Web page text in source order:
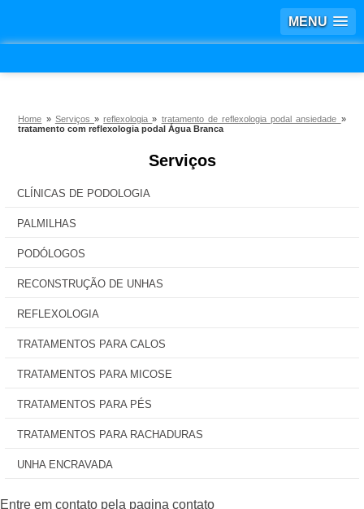
MENU
Home » Serviços »reflexologia» tratamento de reflexologia podal ansiedade »
tratamento com reflexologia podal Água Branca
Serviços
CLÍNICAS DE PODOLOGIA
PALMILHAS
PODÓLOGOS
RECONSTRUÇÃO DE UNHAS
REFLEXOLOGIA
TRATAMENTOS PARA CALOS
TRATAMENTOS PARA MICOSE
TRATAMENTOS PARA PÉS
TRATAMENTOS PARA RACHADURAS
UNHA ENCRAVADA